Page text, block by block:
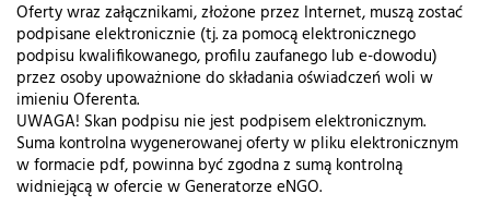
Oferty wraz załącznikami, złożone przez Internet, muszą zostać
podpisane elektronicznie (tj. za pomocą elektronicznego
podpisu kwalifikowanego, profilu zaufanego lub e-dowodu)
przez osoby upoważnione do składania oświadczeń woli w
imieniu Oferenta.
UWAGA! Skan podpisu nie jest podpisem elektronicznym.
Suma kontrolna wygenerowanej oferty w pliku elektronicznym
w formacie pdf, powinna być zgodna z sumą kontrolną
widniejącą w ofercie w Generatorze eNGO.